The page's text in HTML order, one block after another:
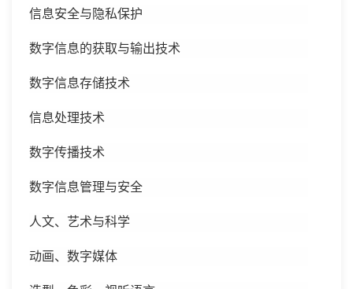
信息安全与隐私保护
数字信息的获取与输出技术
数字信息存储技术
信息处理技术
数字传播技术
数字信息管理与安全
人文、艺术与科学
动画、数字媒体